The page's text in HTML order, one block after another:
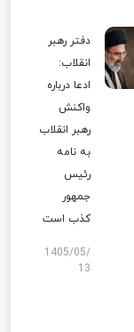
دفتر رهبر
انقلاب:
ادعا درباره
واکنش
رهبر انقلاب
به نامه
رئیس
جمهور
کذب است
1405/05/
13